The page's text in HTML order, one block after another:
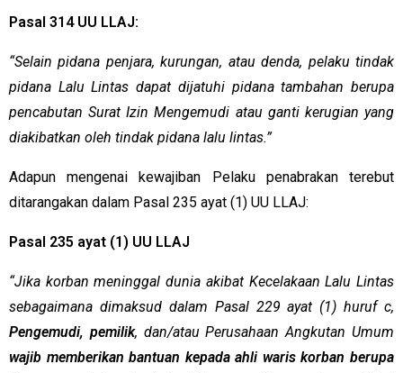
Pasal 314 UU LLAJ:
“Selain pidana penjara, kurungan, atau denda, pelaku tindak
pidana Lalu Lintas dapat dijatuhi pidana tambahan berupa
pencabutan Surat Izin Mengemudi atau ganti kerugian yang
diakibatkan oleh tindak pidana lalu lintas.”
Adapun mengenai kewajiban Pelaku penabrakan terebut
ditarangakan dalam Pasal 235 ayat (1) UU LLAJ:
Pasal 235 ayat (1) UU LLAJ
“Jika korban meninggal dunia akibat Kecelakaan Lalu Lintas
sebagaimana dimaksud dalam Pasal 229 ayat (1) huruf c,
Pengemudi, pemilik, dan/atau Perusahaan Angkutan Umum
wajib memberikan bantuan kepada ahli waris korban berupa